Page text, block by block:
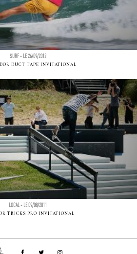
SURF - LE 26/09/2012
DUCT TAPE INVITATIONAL
LOCAL - LE 09/08/2011
TRICKS PRO INVITATIONAL